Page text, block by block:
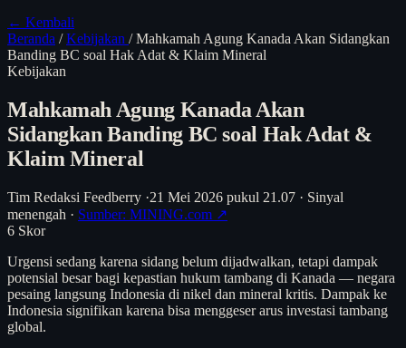
← Kembali
Beranda / Kebijakan / Mahkamah Agung Kanada Akan Sidangkan
Banding BC soal Hak Adat & Klaim Mineral
Kebijakan
Mahkamah Agung Kanada Akan
Sidangkan Banding BC soal Hak Adat &
Klaim Mineral
Tim Redaksi Feedberry ·21 Mei 2026 pukul 21.07 · Sinyal
menengah · Sumber: MINING.com ↗
6 Skor
Urgensi sedang karena sidang belum dijadwalkan, tetapi dampak
potensial besar bagi kepastian hukum tambang di Kanada — negara
pesaing langsung Indonesia di nikel dan mineral kritis. Dampak ke
Indonesia signifikan karena bisa menggeser arus investasi tambang
global.